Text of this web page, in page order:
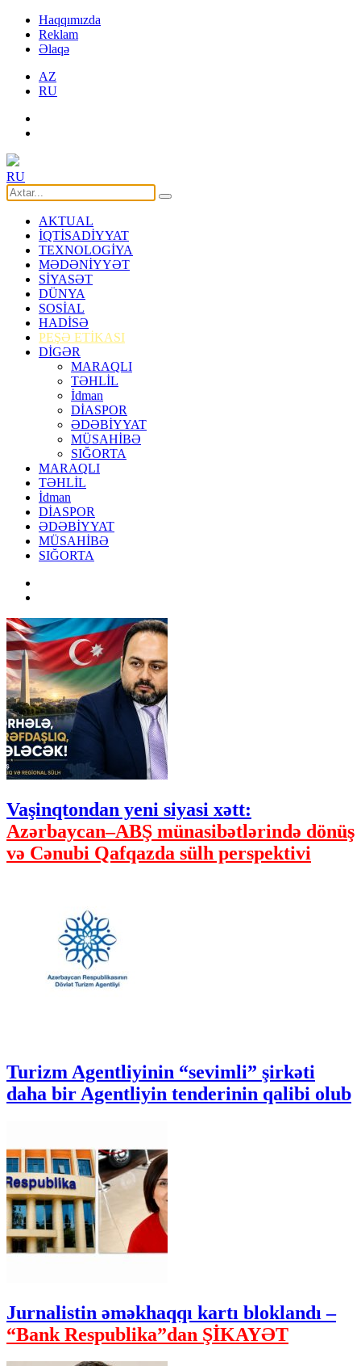
Haqqımızda
Reklam
Əlaqə
AZ
RU
RU
AKTUAL
İQTİSADİYYAT
TEXNOLOGİYA
MƏDƏNİYYƏT
SİYASƏT
DÜNYA
SOSİAL
HADİSƏ
PEŞƏ ETİKASI
DİGƏR
MARAQLI
TƏHLİL
İdman
DİASPOR
ƏDƏBİYYAT
MÜSAHİBƏ
SIĞORTA
MARAQLI
TƏHLİL
İdman
DİASPOR
ƏDƏBİYYAT
MÜSAHİBƏ
SIĞORTA
Vaşinqtondan yeni siyasi xətt:
Azərbaycan–ABŞ münasibətlərində dönüş
və Cənubi Qafqazda sülh perspektivi
Turizm Agentliyinin “sevimli” şirkəti
daha bir Agentliyin tenderinin qalibi olub
Jurnalistin əməkhaqqı kartı bloklandı –
“Bank Respublika”dan ŞİKAYƏT